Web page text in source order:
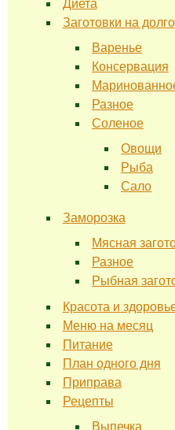
Диета
Заготовки на долго
Варенье
Консервация
Разное
Соленое
Овощи
Рыба
Сало
Заморозка
Мясная
Разное
Рыбная
Красота и
Меню на месяц
Питание
План одного дня
Приправа
Рецепты
Выпечка